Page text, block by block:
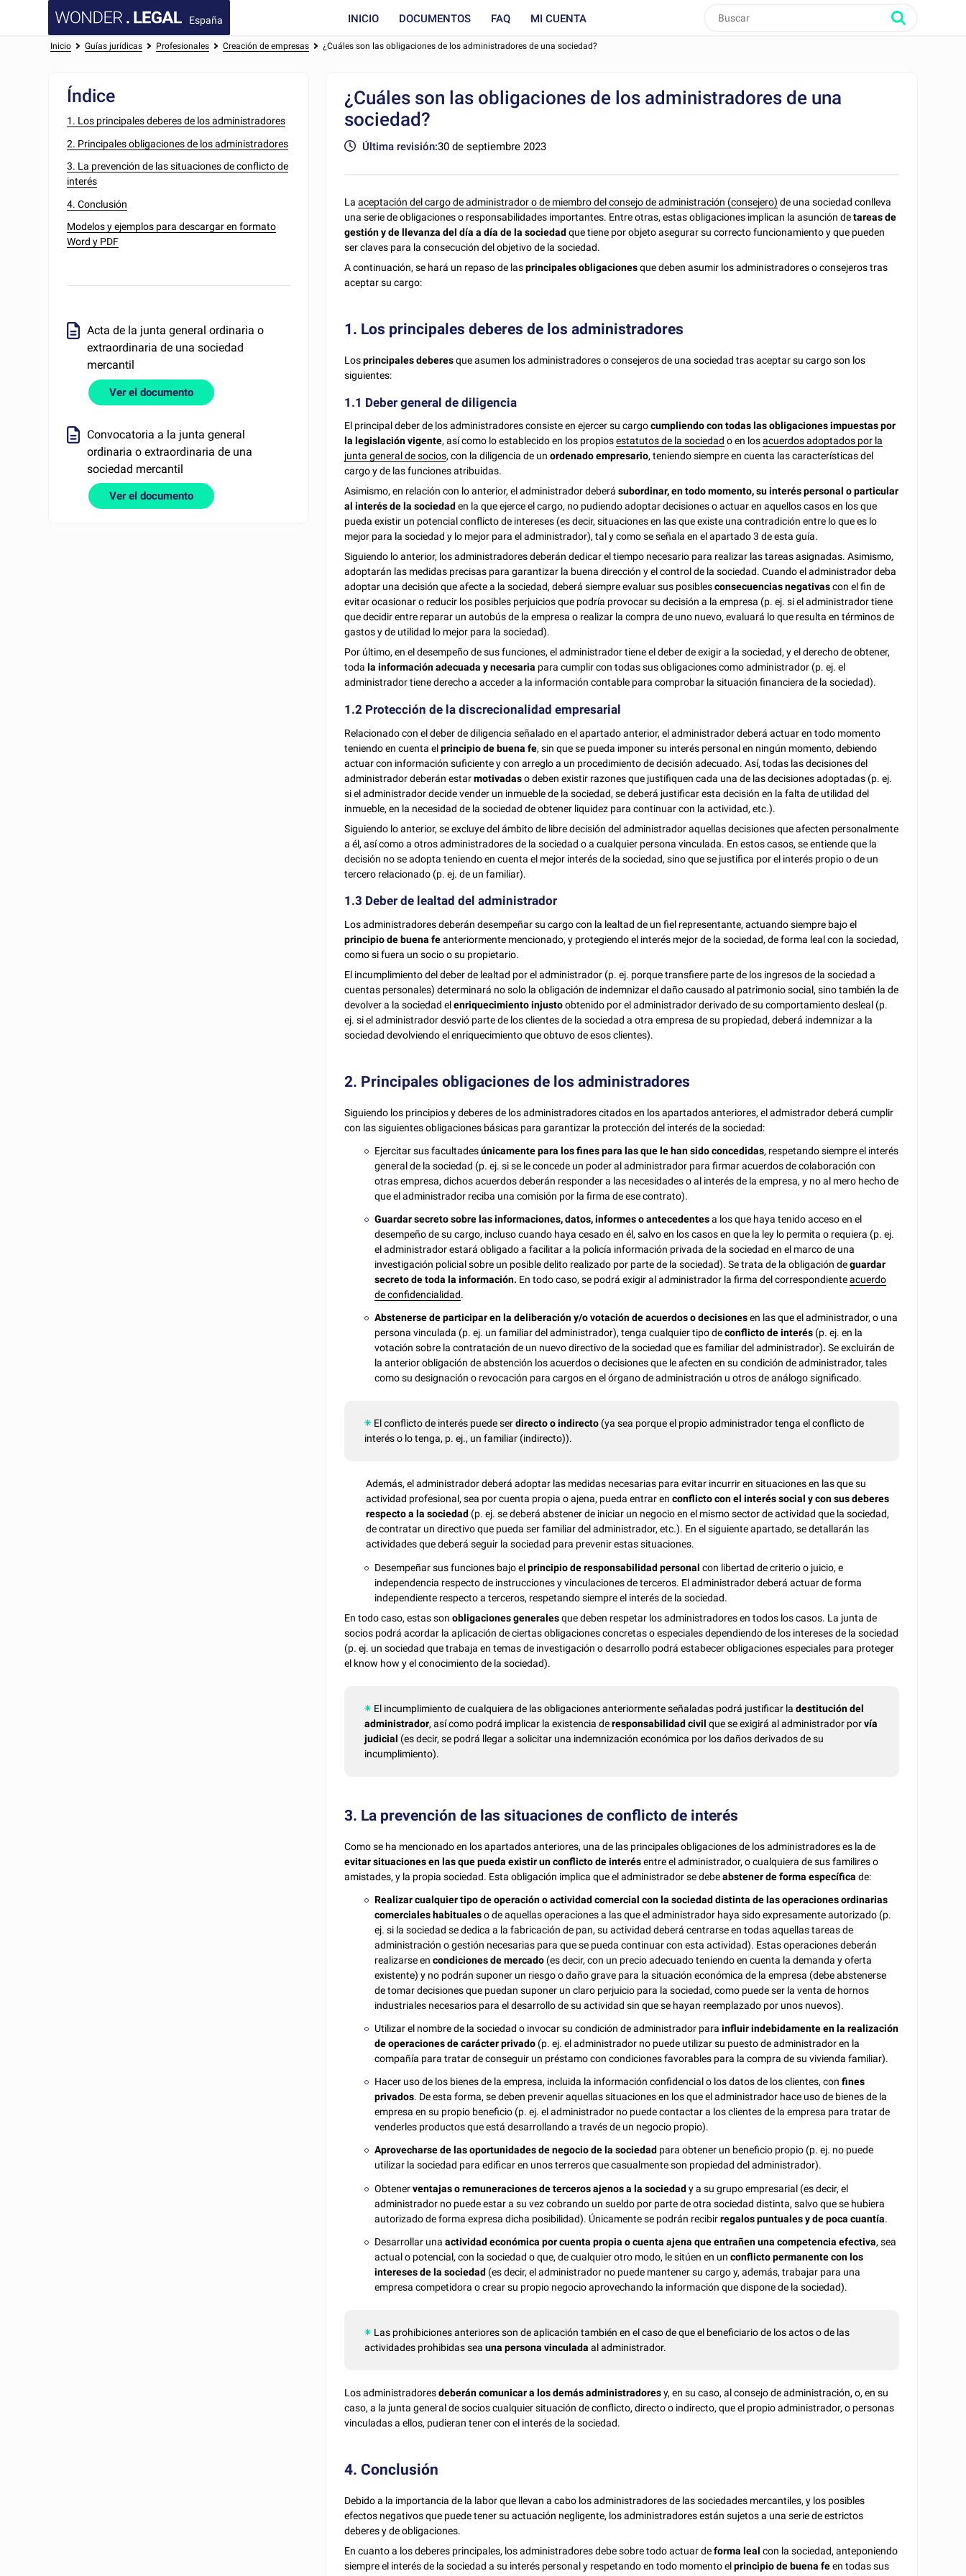
España INICIO DOCUMENTOS FAQ MI CUENTA
Inicio Guías jurídicas Profesionales Creación de empresas ¿Cuáles son las obligaciones de los administradores de una sociedad?
Índice
1. Los principales deberes de los administradores
2. Principales obligaciones de los administradores
3. La prevención de las situaciones de conflicto de
interés
4. Conclusión
Modelos y ejemplos para descargar en formato
Word y PDF
Acta de la junta general ordinaria o
extraordinaria de una sociedad
mercantil
Ver el documento
Convocatoria a la junta general
ordinaria o extraordinaria de una
sociedad mercantil
Ver el documento
¿Cuáles son las obligaciones de los administradores de una
sociedad?
Última revisión:30 de septiembre 2023
Laaceptación del cargo de administrador o de miembro del consejo de administración (consejero) de una sociedad conlleva
una serie de obligaciones o responsabilidades importantes. Entre otras, estas obligaciones implican la asunción detareas de
gestión y de llevanza del día a día de la sociedad que tiene por objeto asegurar su correcto funcionamiento y que pueden
ser claves para la consecución del objetivo de la sociedad.
A continuación, se hará un repaso de lasprincipales obligacionesque deben asumir los administradores o consejeros tras
aceptar su cargo:
1. Los principales deberes de los administradores
Losprincipales deberesque asumen los administradores o consejeros de una sociedad tras aceptar su cargo son los
siguientes:
1.1 Deber general de diligencia
El principal deber de los administradores consiste en ejercer su cargocumpliendo con todas las obligaciones impuestas por
la legislación vigente, así como lo establecido en los propiosestatutos de la sociedad o en losacuerdos adoptados por la
junta general de socios, con la diligencia de unordenado empresario, teniendo siempre en cuenta las características del
cargo y de las funciones atribuidas.
Asimismo, en relación con lo anterior, el administrador deberásubordinar, en todo momento, su interés personal o particular
al interés de la sociedad en la que ejerce el cargo, no pudiendo adoptar decisiones o actuar en aquellos casos en los que
pueda existir un potencial conflicto de intereses (es decir, situaciones en las que existe una contradición entre lo que es lo
mejor para la sociedad y lo mejor para el administrador), tal y como se señala en el apartado 3 de esta guía.
Siguiendo lo anterior, los administradores deberán dedicar el tiempo necesario para realizar las tareas asignadas. Asimismo,
adoptarán las medidas precisas para garantizar la buena dirección y el control de la sociedad. Cuando el administrador deba
adoptar una decisión que afecte a la sociedad, deberá siempre evaluar sus posiblesconsecuencias negativascon el fin de
evitar ocasionar o reducir los posibles perjuicios que podría provocar su decisión a la empresa (p. ej. si el administrador tiene
que decidir entre reparar un autobús de la empresa o realizar la compra de uno nuevo, evaluará lo que resulta en términos de
gastos y de utilidad lo mejor para la sociedad).
Por último, en el desempeño de sus funciones, el administrador tiene el deber de exigir a la sociedad, y el derecho de obtener,
toda la información adecuada y necesaria para cumplir con todas sus obligaciones como administrador (p. ej. el
administrador tiene derecho a acceder a la información contable para comprobar la situación financiera de la sociedad).
1.2 Protección de la discrecionalidad empresarial
Relacionado con el deber de diligencia señalado en el apartado anterior, el administrador deberá actuar en todo momento
teniendo en cuenta elprincipio de buena fe, sin que se pueda imponer su interés personal en ningún momento, debiendo
actuar con información suficiente y con arreglo a un procedimiento de decisión adecuado. Así, todas las decisiones del
administrador deberán estarmotivadaso deben existir razones que justifiquen cada una de las decisiones adoptadas (p. ej.
si el administrador decide vender un inmueble de la sociedad, se deberá justificar esta decisión en la falta de utilidad del
inmueble, en la necesidad de la sociedad de obtener liquidez para continuar con la actividad, etc.).
Siguiendo lo anterior, se excluye del ámbito de libre decisión del administrador aquellas decisiones que afecten personalmente
a él, así como a otros administradores de la sociedad o a cualquier persona vinculada. En estos casos, se entiende que la
decisión no se adopta teniendo en cuenta el mejor interés de la sociedad, sino que se justifica por el interés propio o de un
tercero relacionado (p. ej. de un familiar).
1.3 Deber de lealtad del administrador
Los administradores deberán desempeñar su cargo con la lealtad de un fiel representante, actuando siempre bajo el
principio de buena feanteriormente mencionado, y protegiendo el interés mejor de la sociedad, de forma leal con la sociedad,
como si fuera un socio o su propietario.
El incumplimiento del deber de lealtad por el administrador (p. ej. porque transfiere parte de los ingresos de la sociedad a
cuentas personales) determinará no solo la obligación de indemnizar el daño causado al patrimonio social, sino también la de
devolver a la sociedad elenriquecimiento injustoobtenido por el administrador derivado de su comportamiento desleal (p.
ej. si el administrador desvió parte de los clientes de la sociedad a otra empresa de su propiedad, deberá indemnizar a la
sociedad devolviendo el enriquecimiento que obtuvo de esos clientes).
2. Principales obligaciones de los administradores
Siguiendo los principios y deberes de los administradores citados en los apartados anteriores, el admistrador deberá cumplir
con las siguientes obligaciones básicas para garantizar la protección del interés de la sociedad:
Ejercitar sus facultadesúnicamente para los fines para las que le han sido concedidas, respetando siempre el interés
general de la sociedad (p. ej. si se le concede un poder al administrador para firmar acuerdos de colaboración con
otras empresa, dichos acuerdos deberán responder a las necesidades o al interés de la empresa, y no al mero hecho de
que el administrador reciba una comisión por la firma de ese contrato).
Guardar secreto sobre las informaciones, datos, informes o antecedentesa los que haya tenido acceso en el
desempeño de su cargo, incluso cuando haya cesado en él, salvo en los casos en que la ley lo permita o requiera (p. ej.
el administrador estará obligado a facilitar a la policía información privada de la sociedad en el marco de una
investigación policial sobre un posible delito realizado por parte de la sociedad). Se trata de la obligación deguardar
secreto de toda la información. En todo caso, se podrá exigir al administrador la firma del correspondienteacuerdo
de confidencialidad.
Abstenerse de participar en la deliberación y/o votación de acuerdos o decisionesen las que el administrador, o una
persona vinculada (p. ej. un familiar del administrador), tenga cualquier tipo deconflicto de interés (p. ej. en la
votación sobre la contratación de un nuevo directivo de la sociedad que es familiar del administrador). Se excluirán de
la anterior obligación de abstención los acuerdos o decisiones que le afecten en su condición de administrador, tales
como su designación o revocación para cargos en el órgano de administración u otros de análogo significado.
El conflicto de interés puede serdirecto o indirecto (ya sea porque el propio administrador tenga el conflicto de
interés o lo tenga, p. ej., un familiar (indirecto)).
Además, el administrador deberá adoptar las medidas necesarias para evitar incurrir en situaciones en las que su
actividad profesional, sea por cuenta propia o ajena, pueda entrar enconflicto con el interés social y con sus deberes
respecto a la sociedad (p. ej. se deberá abstener de iniciar un negocio en el mismo sector de actividad que la sociedad,
de contratar un directivo que pueda ser familiar del administrador, etc.). En el siguiente apartado, se detallarán las
actividades que deberá seguir la sociedad para prevenir estas situaciones.
Desempeñar sus funciones bajo elprincipio de responsabilidad personal con libertad de criterio o juicio, e
independencia respecto de instrucciones y vinculaciones de terceros. El administrador deberá actuar de forma
independiente respecto a terceros, respetando siempre el interés de la sociedad.
En todo caso, estas sonobligaciones generalesque deben respetar los administradores en todos los casos. La junta de
socios podrá acordar la aplicación de ciertas obligaciones concretas o especiales dependiendo de los intereses de la sociedad
(p. ej. un sociedad que trabaja en temas de investigación o desarrollo podrá estabecer obligaciones especiales para proteger
el know how y el conocimiento de la sociedad).
El incumplimiento de cualquiera de las obligaciones anteriormente señaladas podrá justificar la destitución del
administrador, así como podrá implicar la existencia deresponsabilidad civil que se exigirá al administrador porvía
judicial (es decir, se podrá llegar a solicitar una indemnización económica por los daños derivados de su
incumplimiento).
3. La prevención de las situaciones de conflicto de interés
Como se ha mencionado en los apartados anteriores, una de las principales obligaciones de los administradores es la de
evitar situaciones en las que pueda existir un conflicto de interésentre el administrador, o cualquiera de sus familires o
amistades, y la propia sociedad. Esta obligación implica que el administrador se debeabstener de forma específica de:
Realizar cualquier tipo de operación o actividad comercial con la sociedad distinta de las operaciones ordinarias
comerciales habitualeso de aquellas operaciones a las que el administrador haya sido expresamente autorizado (p.
ej. si la sociedad se dedica a la fabricación de pan, su actividad deberá centrarse en todas aquellas tareas de
administración o gestión necesarias para que se pueda continuar con esta actividad). Estas operaciones deberán
realizarse encondiciones de mercado (es decir, con un precio adecuado teniendo en cuenta la demanda y oferta
existente) y no podrán suponer un riesgo o daño grave para la situación económica de la empresa (debe abstenerse
de tomar decisiones que puedan suponer un claro perjuicio para la sociedad, como puede ser la venta de hornos
industriales necesarios para el desarrollo de su actividad sin que se hayan reemplazado por unos nuevos).
Utilizar el nombre de la sociedad o invocar su condición de administrador para influir indebidamente en la realización
de operaciones de carácter privado (p. ej. el administrador no puede utilizar su puesto de administrador en la
compañía para tratar de conseguir un préstamo con condiciones favorables para la compra de su vivienda familiar).
Hacer uso de los bienes de la empresa, incluida la información confidencial o los datos de los clientes, confines
privados. De esta forma, se deben prevenir aquellas situaciones en los que el administrador hace uso de bienes de la
empresa en su propio beneficio (p. ej. el administrador no puede contactar a los clientes de la empresa para tratar de
venderles productos que está desarrollando a través de un negocio propio).
Aprovecharse de las oportunidades de negocio de la sociedad para obtener un beneficio propio (p. ej. no puede
utilizar la sociedad para edificar en unos terreros que casualmente son propiedad del administrador).
Obtenerventajas o remuneraciones de terceros ajenos a la sociedad y a su grupo empresarial (es decir, el
administrador no puede estar a su vez cobrando un sueldo por parte de otra sociedad distinta, salvo que se hubiera
autorizado de forma expresa dicha posibilidad). Únicamente se podrán recibirregalos puntuales y de poca cuantía.
Desarrollar una actividad económica por cuenta propia o cuenta ajena que entrañen una competencia efectiva, sea
actual o potencial, con la sociedad o que, de cualquier otro modo, le sitúen en unconflicto permanente con los
intereses de la sociedad (es decir, el administrador no puede mantener su cargo y, además, trabajar para una
empresa competidora o crear su propio negocio aprovechando la información que dispone de la sociedad).
Las prohibiciones anteriores son de aplicación también en el caso de que el beneficiario de los actos o de las
actividades prohibidas seauna persona vinculada al administrador.
Los administradoresdeberán comunicar a los demás administradoresy, en su caso, al consejo de administración, o, en su
caso, a la junta general de socios cualquier situación de conflicto, directo o indirecto, que el propio administrador, o personas
vinculadas a ellos, pudieran tener con el interés de la sociedad.
4. Conclusión
Debido a la importancia de la labor que llevan a cabo los administradores de las sociedades mercantiles, y los posibles
efectos negativos que puede tener su actuación negligente, los administradores están sujetos a una serie de estrictos
deberes y de obligaciones.
En cuanto a los deberes principales, los administradores debe sobre todo actuar deforma leal con la sociedad, anteponiendo
siempre el interés de la sociedad a su interés personal y respetando en todo momento elprincipio de buena feen todas sus